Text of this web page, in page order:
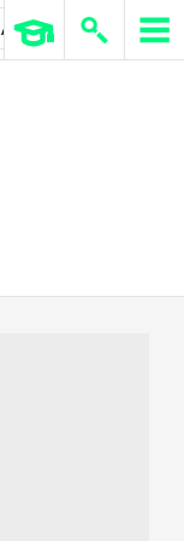
AirPods Pro 3